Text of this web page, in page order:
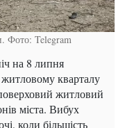
Фото: Telegram
на 8 липня
житловому кварталу
житловий
міста. Вибух
коли більшість